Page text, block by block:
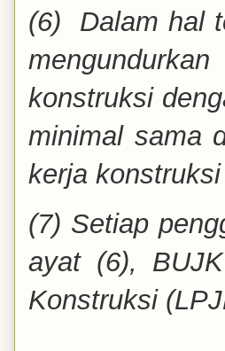
(6) Dalam hal
konstruksi
minimal sama
kerja
(7) Setiap
ayat (6),
Konstruksi